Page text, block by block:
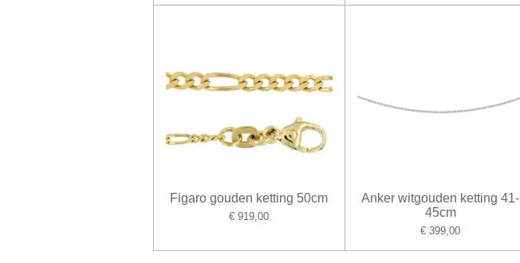
Figaro gouden ketting 50cm
€ 919,00
Anker witgouden ketting 41-
45cm
€ 399,00